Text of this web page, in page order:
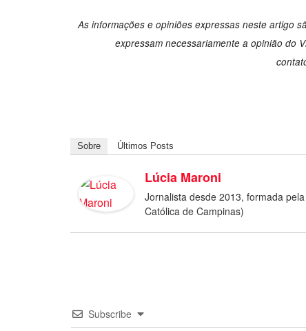
As informações e opiniões expressas neste artigo
expressam necessariamente a opinião do
Sobre Últimos Posts
Lúcia Maroni
Jornalista desde 2013, formada
Católica de Campinas)
Subscribe